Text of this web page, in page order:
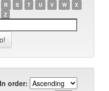
R S T U V W
X
Z
In order: